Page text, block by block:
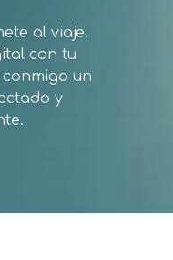
al viaje.
con tu
un
y